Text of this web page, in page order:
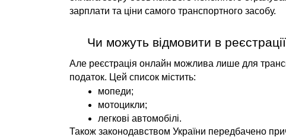
зарплати та ціни самого транспортного засобу.
Чи можуть відмовити в
Але реєстрація онлайн можлива лише для
податок. Цей список містить:
мопеди;
мотоцикли;
легкові автомобілі.
Також законодавством України передбачено